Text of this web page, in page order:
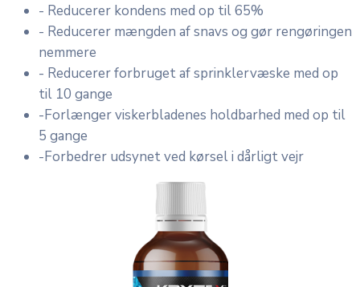
- Reducerer kondens med op til 65%
- Reducerer mængden af snavs og gør rengøringen
nemmere
- Reducerer forbruget af sprinklervæske med op
til 10 gange
-Forlænger viskerbladenes holdbarhed med op til
5 gange
-Forbedrer udsynet ved kørsel i dårligt vejr